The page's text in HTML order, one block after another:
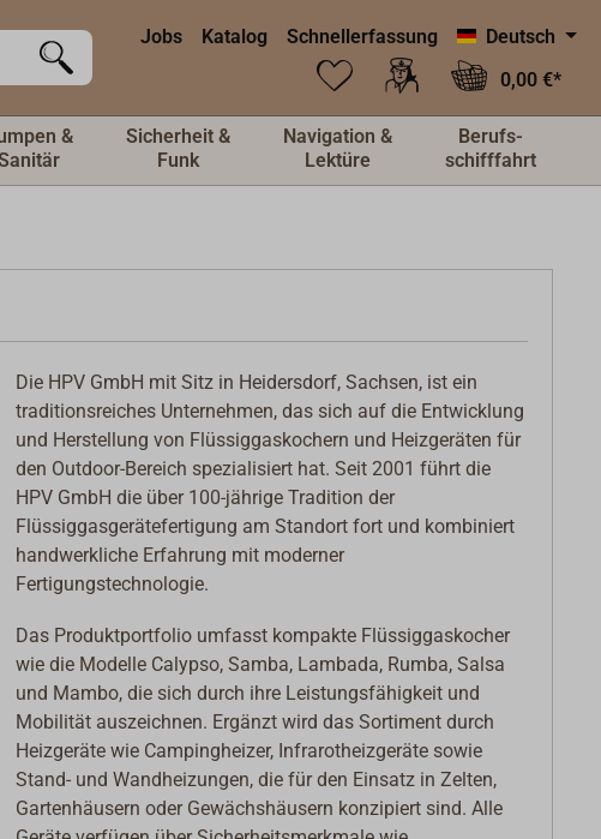
Jobs Katalog Schnellerfassung
Deutsch
0,00 €*
&
Sicherheit &
Funk
Navigation &
Lektüre
Berufs-
schifffahrt
Die HPV GmbH mit Sitz in Heidersdorf, Sachsen, ist ein
traditionsreiches Unternehmen, das sich auf die Entwicklung
und Herstellung von Flüssiggaskochern und Heizgeräten für
den Outdoor-Bereich spezialisiert hat. Seit 2001 führt die
HPV GmbH die über 100-jährige Tradition der
Flüssiggasgerätefertigung am Standort fort und kombiniert
handwerkliche Erfahrung mit moderner
Fertigungstechnologie.
Das Produktportfolio umfasst kompakte Flüssiggaskocher
wie die Modelle Calypso, Samba, Lambada, Rumba, Salsa
und Mambo, die sich durch ihre Leistungsfähigkeit und
Mobilität auszeichnen. Ergänzt wird das Sortiment durch
Heizgeräte wie Campingheizer, Infrarotheizgeräte sowie
Stand- und Wandheizungen, die für den Einsatz in Zelten,
Gartenhäusern oder Gewächshäusern konzipiert sind. Alle